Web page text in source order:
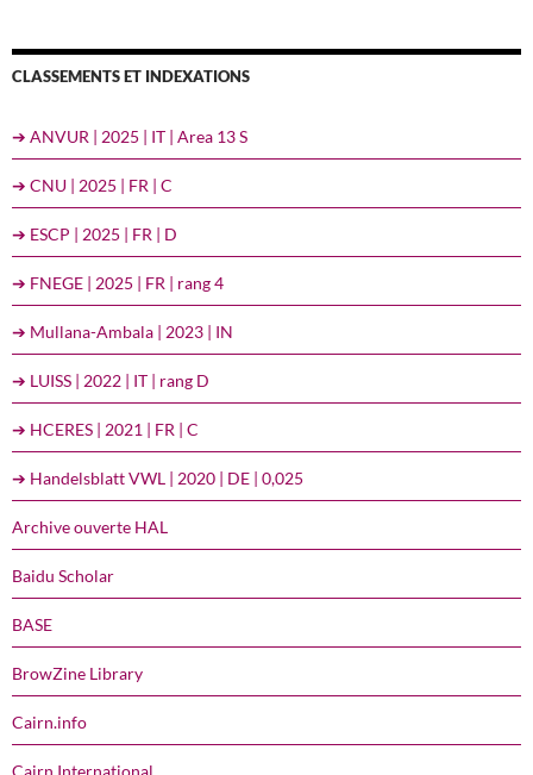
CLASSEMENTS ET INDEXATIONS
➔ ANVUR | 2025 | IT | Area 13 S
➔ CNU | 2025 | FR | C
➔ ESCP | 2025 | FR | D
➔ FNEGE | 2025 | FR | rang 4
➔ Mullana-Ambala | 2023 | IN
➔ LUISS | 2022 | IT | rang D
➔ HCERES | 2021 | FR | C
➔ Handelsblatt VWL | 2020 | DE | 0,025
Archive ouverte HAL
Baidu Scholar
BASE
BrowZine Library
Cairn.info
Cairn International